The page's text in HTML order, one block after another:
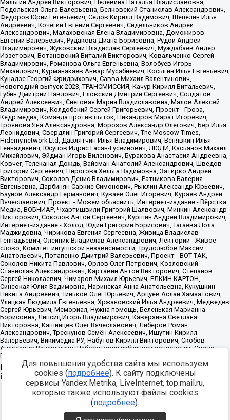
Источник:https://minjust.gov.ru/uploaded/files/reestr-
inostrannyih-agentov-22-03-2024.pdfданные на22.03.2024
Разработка -
Для повышения удобства сайта мы используем
cookies (подробнее). К сайту подключены
сервисы Yandex.Metrika, LiveInternet, top.mail.ru,
которые также используют файлы cookies
(подробнее).